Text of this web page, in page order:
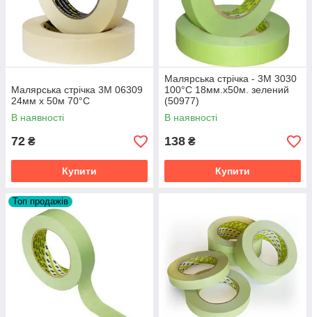
Малярська стрічка 3M 06309
24мм х 50м 70°C
В наявності
72 ₴
Купити
Малярська стрічка - 3М 3030
100°C 18мм.х50м. зелений
(50977)
В наявності
138 ₴
Купити
Топ продажів